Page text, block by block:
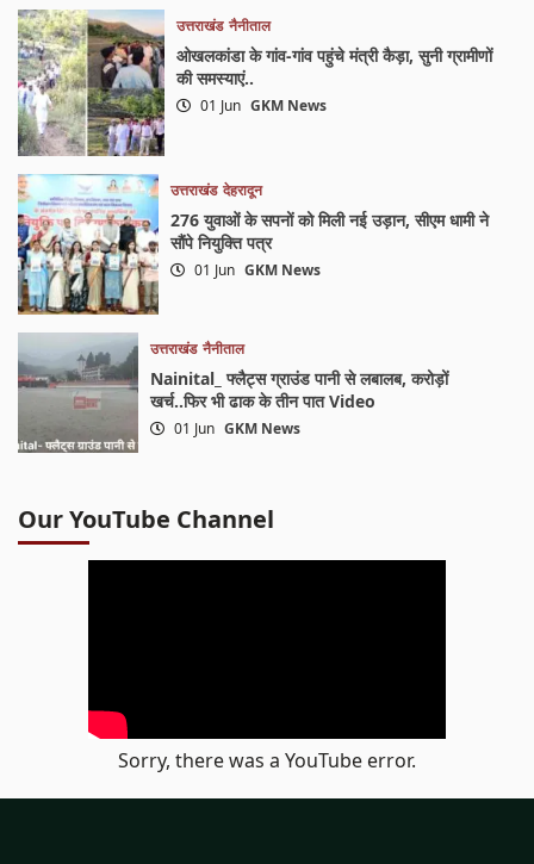
उत्तराखंड नैनीताल
ओखलकांडा के गांव-गांव पहुंचे मंत्री कैड़ा, सुनी ग्रामीणों
की समस्याएं..
01 Jun GKM News
उत्तराखंड देहरादून
276 युवाओं के सपनों को मिली नई उड़ान, सीएम धामी ने
सौंपे नियुक्ति पत्र
01 Jun GKM News
उत्तराखंड नैनीताल
Nainital_ फ्लैट्स ग्राउंड पानी से लबालब, करोड़ों
खर्च..फिर भी ढाक के तीन पात Video
01 Jun GKM News
Our YouTube Channel
Sorry, there was a YouTube error.